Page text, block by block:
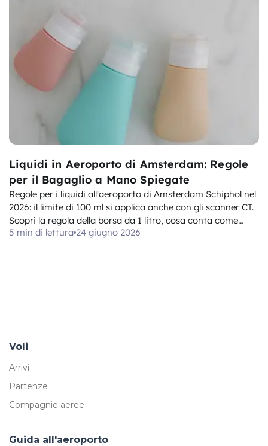
Liquidi in Aeroporto di Amsterdam: Regole
per il Bagaglio a Mano Spiegate
Regole per i liquidi all'aeroporto di Amsterdam Schiphol nel
2026: il limite di 100 ml si applica anche con gli scanner CT.
Scopri la regola della borsa da 1 litro, cosa conta come
liquido e le eccezioni per farmaci, alimenti per neonati e
5 min di lettura 24 giugno 2026
Voli
Arrivi
Partenze
Compagnie aeree
Guida all'aeroporto